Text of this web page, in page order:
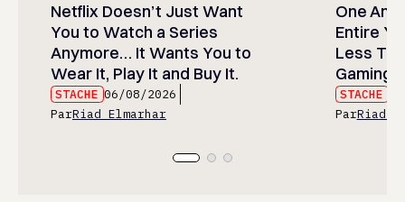
Netflix Doesn’t Just Want
You to Watch a Series
Anymore… It Wants You to
Wear It, Play It and Buy It.
STACHE 06/08/2026
ParRiad Elmarhar
One
Entire
Less
Gaming
STACHE
ParRiad